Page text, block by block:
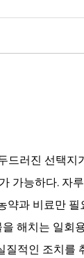
러진 선택
가능하다. 자
과 비료만
해치는 일회
적인 조치를